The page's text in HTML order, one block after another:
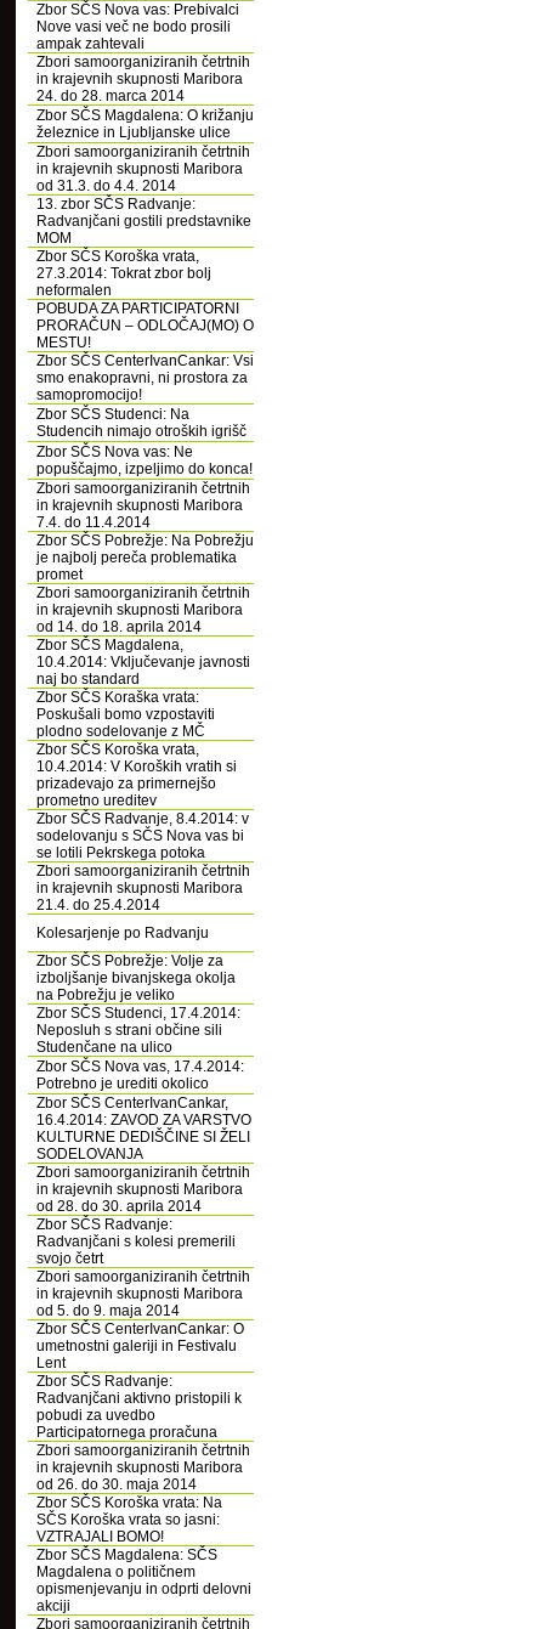
Zbor SČS Nova vas: Prebivalci
Nove vasi več ne bodo prosili
ampak zahtevali
Zbori samoorganiziranih četrtnih
in krajevnih skupnosti Maribora
24. do 28. marca 2014
Zbor SČS Magdalena: O križanju
železnice in Ljubljanske ulice
Zbori samoorganiziranih četrtnih
in krajevnih skupnosti Maribora
od 31.3. do 4.4. 2014
13. zbor SČS Radvanje:
Radvanjčani gostili predstavnike
MOM
Zbor SČS Koroška vrata,
27.3.2014: Tokrat zbor bolj
neformalen
POBUDA ZA PARTICIPATORNI
PRORAČUN – ODLOČAJ(MO) O
MESTU!
Zbor SČS CenterIvanCankar: Vsi
smo enakopravni, ni prostora za
samopromocijo!
Zbor SČS Studenci: Na
Studencih nimajo otroških igrišč
Zbor SČS Nova vas: Ne
popuščajmo, izpeljimo do konca!
Zbori samoorganiziranih četrtnih
in krajevnih skupnosti Maribora
7.4. do 11.4.2014
Zbor SČS Pobrežje: Na Pobrežju
je najbolj pereča problematika
promet
Zbori samoorganiziranih četrtnih
in krajevnih skupnosti Maribora
od 14. do 18. aprila 2014
Zbor SČS Magdalena,
10.4.2014: Vključevanje javnosti
naj bo standard
Zbor SČS Koraška vrata:
Poskušali bomo vzpostaviti
plodno sodelovanje z MČ
Zbor SČS Koroška vrata,
10.4.2014: V Koroških vratih si
prizadevajo za primernejšo
prometno ureditev
Zbor SČS Radvanje, 8.4.2014: v
sodelovanju s SČS Nova vas bi
se lotili Pekrskega potoka
Zbori samoorganiziranih četrtnih
in krajevnih skupnosti Maribora
21.4. do 25.4.2014
Kolesarjenje po Radvanju
Zbor SČS Pobrežje: Volje za
izboljšanje bivanjskega okolja
na Pobrežju je veliko
Zbor SČS Studenci, 17.4.2014:
Neposluh s strani občine sili
Studenčane na ulico
Zbor SČS Nova vas, 17.4.2014:
Potrebno je urediti okolico
Zbor SČS CenterIvanCankar,
16.4.2014: ZAVOD ZA VARSTVO
KULTURNE DEDIŠČINE SI ŽELI
SODELOVANJA
Zbori samoorganiziranih četrtnih
in krajevnih skupnosti Maribora
od 28. do 30. aprila 2014
Zbor SČS Radvanje:
Radvanjčani s kolesi premerili
svojo četrt
Zbori samoorganiziranih četrtnih
in krajevnih skupnosti Maribora
od 5. do 9. maja 2014
Zbor SČS CenterIvanCankar: O
umetnostni galeriji in Festivalu
Lent
Zbor SČS Radvanje:
Radvanjčani aktivno pristopili k
pobudi za uvedbo
Participatornega proračuna
Zbori samoorganiziranih četrtnih
in krajevnih skupnosti Maribora
od 26. do 30. maja 2014
Zbor SČS Koroška vrata: Na
SČS Koroška vrata so jasni:
VZTRAJALI BOMO!
Zbor SČS Magdalena: SČS
Magdalena o političnem
opismenjevanju in odprti delovni
akciji
Zbori samoorganiziranih četrtnih